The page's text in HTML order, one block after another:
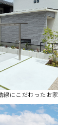
線にこだわったお家